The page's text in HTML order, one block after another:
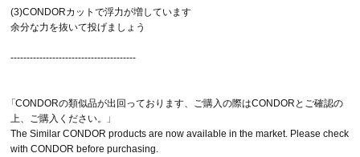
(3)CONDORカットで浮力が増しています
余分な力を抜いて投げましょう
---------------------------------------
「CONDORの類似品が出回っております、ご購入の際はCONDORとご確認の
上、ご購入ください。」
The Similar CONDOR products are now available in the market. Please check
with CONDOR before purchasing.